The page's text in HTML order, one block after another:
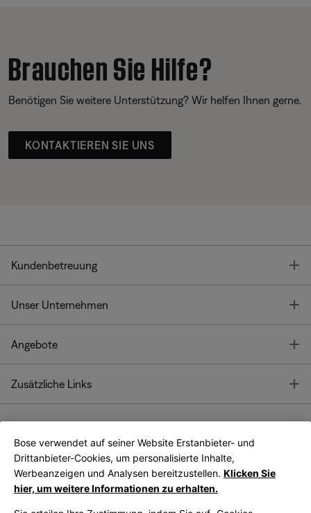
Brauchen Sie Hilfe?
Benötigen Sie weitere Unterstützung? Wir helfen Ihnen gerne.
KONTAKTIEREN SIE UNS
Kundenbetreuung
Unser Unternehmen
Angebote
Zusätzliche Links
Bose App
Bose Connect
App
Bose verwendet auf seiner Website Erstanbieter- und
Drittanbieter-Cookies, um personalisierte Inhalte,
Werbeanzeigen und Analysen bereitzustellen. Klicken Sie
hier, um weitere Informationen zu erhalten.